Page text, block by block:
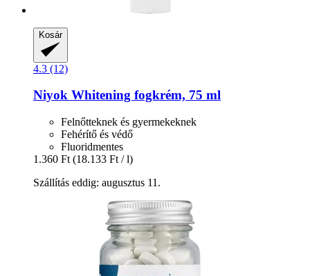
Kosár
4.3 (12)
Niyok Whitening fogkrém, 75 ml
Felnőtteknek és gyermekeknek
Fehérítő és védő
Fluoridmentes
1.360 Ft (18.133 Ft / l)
Szállítás eddig: augusztus 11.